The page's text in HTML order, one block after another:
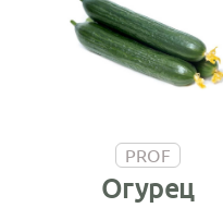
PROF
Огурец